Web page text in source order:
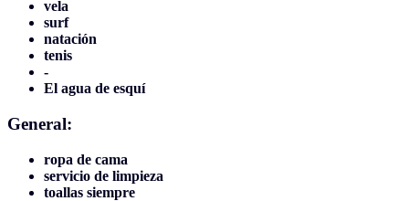
vela
surf
natación
tenis
-
El agua de esquí
General:
ropa de cama
servicio de limpieza
toallas siempre